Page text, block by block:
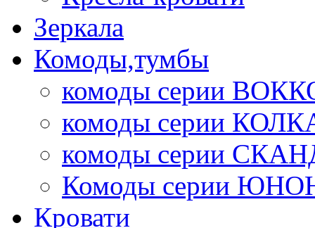
Зеркала
Комоды,тумбы
комоды серии
комоды серии
комоды серии
Комоды серии
Кровати